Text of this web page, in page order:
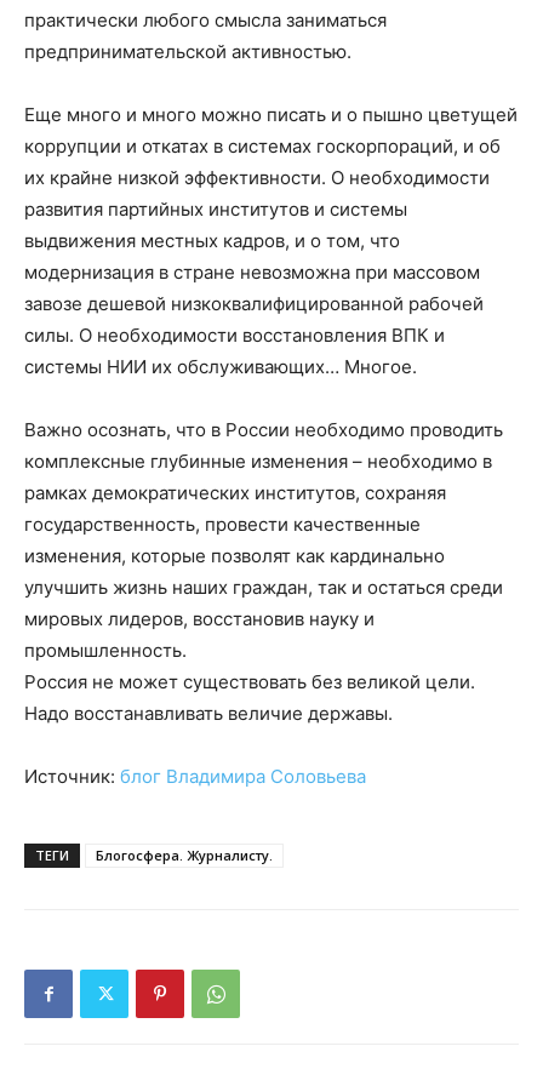
практически любого смысла заниматься
предпринимательской активностью.
Еще много и много можно писать и о пышно цветущей
коррупции и откатах в системах госкорпораций, и об
их крайне низкой эффективности. О необходимости
развития партийных институтов и системы
выдвижения местных кадров, и о том, что
модернизация в стране невозможна при массовом
завозе дешевой низкоквалифицированной рабочей
силы. О необходимости восстановления ВПК и
системы НИИ их обслуживающих… Многое.
Важно осознать, что в России необходимо проводить
комплексные глубинные изменения – необходимо в
рамках демократических институтов, сохраняя
государственность, провести качественные
изменения, которые позволят как кардинально
улучшить жизнь наших граждан, так и остаться среди
мировых лидеров, восстановив науку и
промышленность.
Россия не может существовать без великой цели.
Надо восстанавливать величие державы.
Источник: блог Владимира Соловьева
ТЕГИ Блогосфера. Журналисту.